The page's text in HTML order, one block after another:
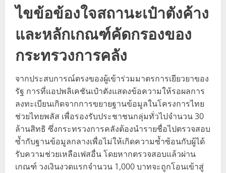
ไขข้อข้องใจสถานะเป๋าตังค้าง
และหลักเกณฑ์คัดกรองของ
กระทรวงการคลัง
จากประสบการณ์ตรงของผู้เข้าร่วมมาตรการเยียวยาของ
รัฐ การที่แอปพลิเคชันเป๋าตังแสดงข้อความให้รอผลการ
ลงทะเบียนเกิดจากการขยายฐานข้อมูลในโครงการไทย
ช่วยไทยพลัส เพื่อรองรับประชาชนกลุ่มทั่วไปจำนวน 30
ล้านสิทธิ ซึ่งกระทรวงการคลังต้องนำรายชื่อไปตรวจสอบ
ซ้ำกับฐานข้อมูลกลางเพื่อไม่ให้เกิดความซ้ำซ้อนกับผู้ได้
รับความช่วยเหลือเฟสอื่น โดยหากตรวจสอบแล้วผ่าน
เกณฑ์ วงเงินงวดแรกจำนวน 1,000 บาทจะถูกโอนเข้าสู่